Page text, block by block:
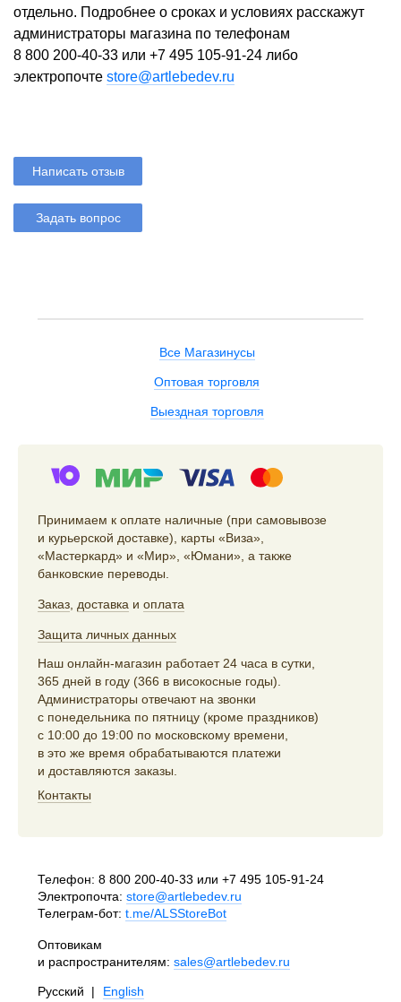
отдельно. Подробнее о сроках и условиях расскажут
администраторы магазина по телефонам
8 800 200-40-33 или +7 495 105-91-24 либо
электропочте store@artlebedev.ru
Написать отзыв
Задать вопрос
Все Магазинусы
Оптовая торговля
Выездная торговля
Принимаем к оплате наличные (при самовывозе
и курьерской доставке), карты «Виза»,
«Мастеркард» и «Мир», «Юмани», а также
банковские переводы.
Заказ доставка и оплата
Защита личных данных
Наш онлайн-магазин работает 24 часа в сутки,
365 дней в году (366 в високосные годы).
Администраторы отвечают на звонки
с понедельника по пятницу (кроме праздников)
с 10:00 до 19:00 по московскому времени,
в это же время обрабатываются платежи
и доставляются заказы.
Контакты
Телефон: 8 800 200-40-33 или +7 495 105-91-24
Электропочта: store@artlebedev.ru
Телеграм-бот: t.me/ALSStoreBot
Оптовикам
и распространителям: sales@artlebedev.ru
Русский | English